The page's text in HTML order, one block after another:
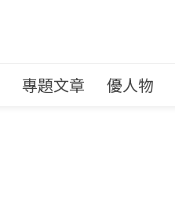
專題文章 優人物